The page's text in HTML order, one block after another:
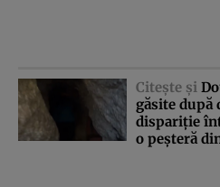
Citeşte şi
găsite după
dispariţie
o peşteră